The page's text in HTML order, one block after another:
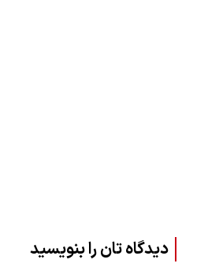
دیدگاه تان را بنویسید